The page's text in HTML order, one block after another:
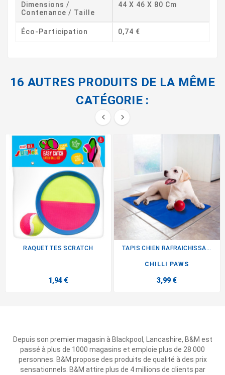
Dimensions /
Contenance / Taille
44 X 46 X 80 Cm
Éco-Participation 0,74 €
16 AUTRES PRODUITS DE LA MÊME
CATÉGORIE :
 
RAQUETTES SCRATCH
1,94 €
TAPIS CHIEN RAFRAICHISSANT
CHILLI PAWS
3,99 €
Depuis son premier magasin à Blackpool, Lancashire, B&M est
passé à plus de 1000 magasins et emploie plus de 28 000
personnes. B&M propose des produits de qualité à des prix
sensationnels. B&M attire plus de 4 millions de clients par